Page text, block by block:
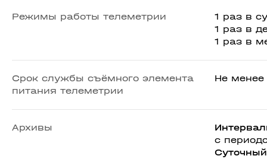
Режимы работы телеметрии
1 раз в
1 раз в
1 раз в
Срок службы съёмного элемента
питания телеметрии
Не менее
Архивы
с